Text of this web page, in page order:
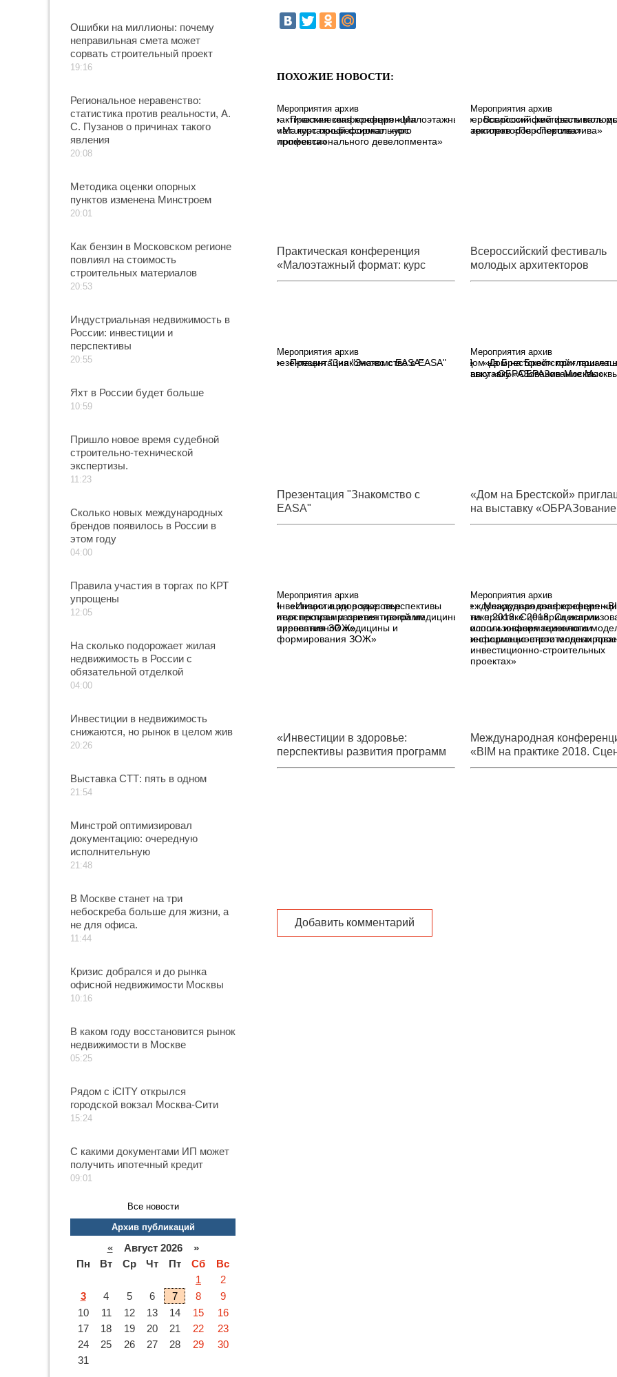
Ошибки на миллионы: почему
неправильная смета может
сорвать строительный проект
19:16
Региональное неравенство:
статистика против реальности, А.
С. Пузанов о причинах такого
явления
20:08
Методика оценки опорных
пунктов изменена Минстроем
20:01
Как бензин в Московском регионе
повлиял на стоимость
строительных материалов
20:53
Индустриальная недвижимость в
России: инвестиции и
перспективы
20:55
Яхт в России будет больше
10:59
Пришло новое время судебной
строительно-технической
экспертизы.
11:23
Сколько новых международных
брендов появилось в России в
этом году
04:00
Правила участия в торгах по КРТ
упрощены
12:05
На сколько подорожает жилая
недвижимость в России с
обязательной отделкой
04:00
Инвестиции в недвижимость
снижаются, но рынок в целом жив
20:26
Выставка СТТ: пять в одном
21:54
Минстрой оптимизировал
документацию: очередную
исполнительную
21:48
В Москве станет на три
небоскреба больше для жизни, а
не для офиса.
11:44
Кризис добрался и до рынка
офисной недвижимости Москвы
10:16
В каком году восстановится рынок
недвижимости в Москве
05:25
Рядом с iCITY открылся
городской вокзал Москва-Сити
15:24
С какими документами ИП может
получить ипотечный кредит
09:01
Все новости
Архив публикаций
«Август 2026 »
Пн
Вт Ср Чт Пт Сб
Вс
1
2
3
4 5 6 7 8
9
10
11 12 13 14 15
16
17
18 19 20 21 22
23
24
25 26 27 28 29
30
31
ПОХОЖИЕ НОВОСТИ:
Мероприятия архив
Практическая конференция
«Малоэтажный формат: курс
профессионального девелопмента»
Практическая конференция
«Малоэтажный формат: курс
профессионального
Мероприятия архив
Всероссийский фестиваль
архитекторов «Перспектива»
Всероссийский фестиваль
молодых архитекторов
«Перспектива»
Мероприятия архив
Презентация "Знакомство с EASA"
Презентация "Знакомство с
EASA"
Мероприятия архив
«Дом на Брестской»
выставку «ОБРАЗование
«Дом на Брестской»
на выставку «ОБРАЗование
Москвы»
Мероприятия архив
«Инвестиции в здоровье:
перспективы развития программ
превентивной медицины и
формирования ЗОЖ»
«Инвестиции в здоровье:
перспективы развития программ
превентивной медицины и
Мероприятия архив
Международная
на практике 2018. Сценарии
использования технологии
информационного
инвестиционно-строительных
проектах»
Международная
«BIM на практике 2018.
использования технологии
Добавить комментарий